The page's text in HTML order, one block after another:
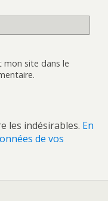
mon site dans le
les indésirables. En
de vos